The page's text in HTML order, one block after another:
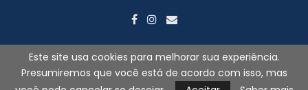
2026©DETRAN-RR. Todos os direitos reservados. - PorSearch
Tecnologia
Este site usa cookies para melhorar sua experiência.
Presumiremos que você está de acordo com isso, mas